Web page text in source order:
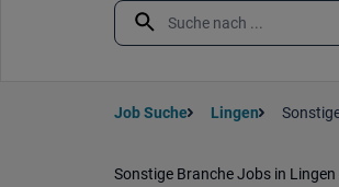
Job Suche Lingen
Sonstige Branche Jobs in Lingen